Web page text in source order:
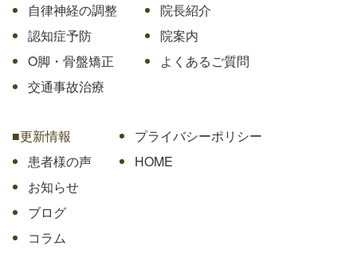
自律神経の調整
認知症予防
O脚・骨盤矯正
交通事故治療
院長紹介
院案内
よくあるご質問
■更新情報
患者様の声
お知らせ
ブログ
コラム
プライバシーポリシー
HOME